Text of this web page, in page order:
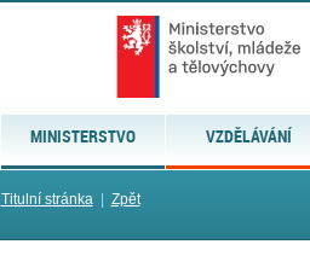
MINISTERSTVO VZDĚLÁVÁNÍ
Titulní stránka| Zpět